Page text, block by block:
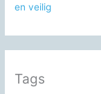
en veilig
Tags